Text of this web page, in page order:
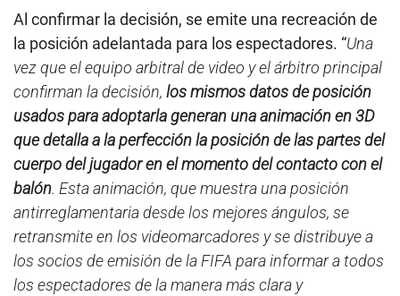
Al confirmar la decisión, se emite una recreación de
la posición adelantada para los espectadores. “Una
vez que el equipo arbitral de video y el árbitro principal
confirman la decisión, los mismos datos de posición
usados para adoptarla generan una animación en 3D
que detalla a la perfección la posición de las partes del
cuerpo del jugador en el momento del contacto con el
balón. Esta animación, que muestra una posición
antirreglamentaria desde los mejores ángulos, se
retransmite en los videomarcadores y se distribuye a
los socios de emisión de la FIFA para informar a todos
los espectadores de la manera más clara y